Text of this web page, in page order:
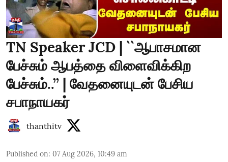
TN Speaker JCD | ``ஆபாசமான
பேச்சும் ஆபத்தை விளைவிக்கிற
பேச்சும்..’’ | வேதனையுடன் பேசிய
சபாநாயகர்
thanthitv
Published on: 07 Aug 2026, 10:49 am